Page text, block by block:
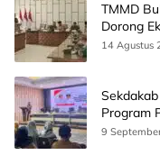
TMMD
Dorong
14 Agustus
Program
9